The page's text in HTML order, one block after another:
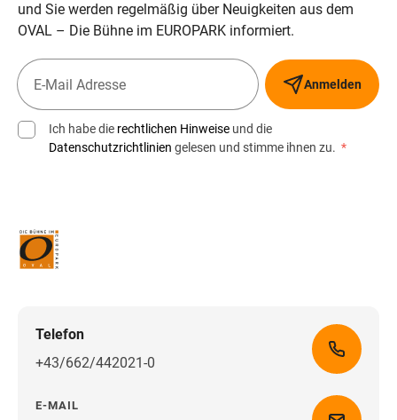
und Sie werden regelmäßig über Neuigkeiten aus dem
OVAL – Die Bühne im EUROPARK informiert.
Anmelden
Ich habe die rechtlichen Hinweise und die
Datenschutzrichtlinien gelesen und stimme ihnen zu. *
Telefon
+43/662/442021-0
E-MAIL